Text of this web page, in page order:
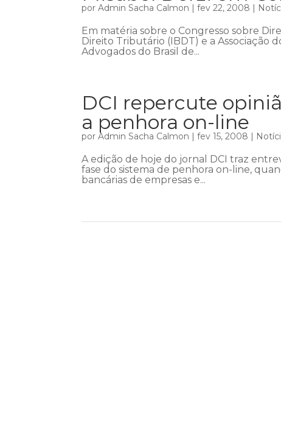
porAdmin Sacha Calmon |fev 22, 2008 |
Em matéria sobre o Congresso sobre
Direito Tributário (IBDT) e a Associação
Advogados do Brasil de...
DCI repercute
a penhora on-line
porAdmin Sacha Calmon |fev 15, 2008 |
A edição de hoje do jornal DCI traz
fase do sistema de penhora on-line,
bancárias de empresas e...